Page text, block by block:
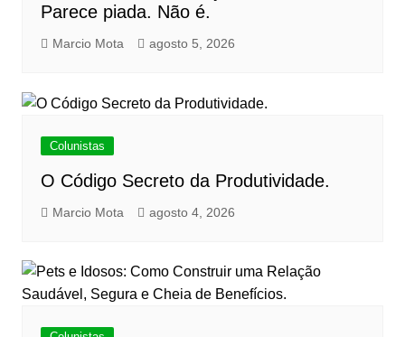
Parece piada. Não é.
Marcio Mota agosto 5, 2026
Colunistas
O Código Secreto da Produtividade.
Marcio Mota agosto 4, 2026